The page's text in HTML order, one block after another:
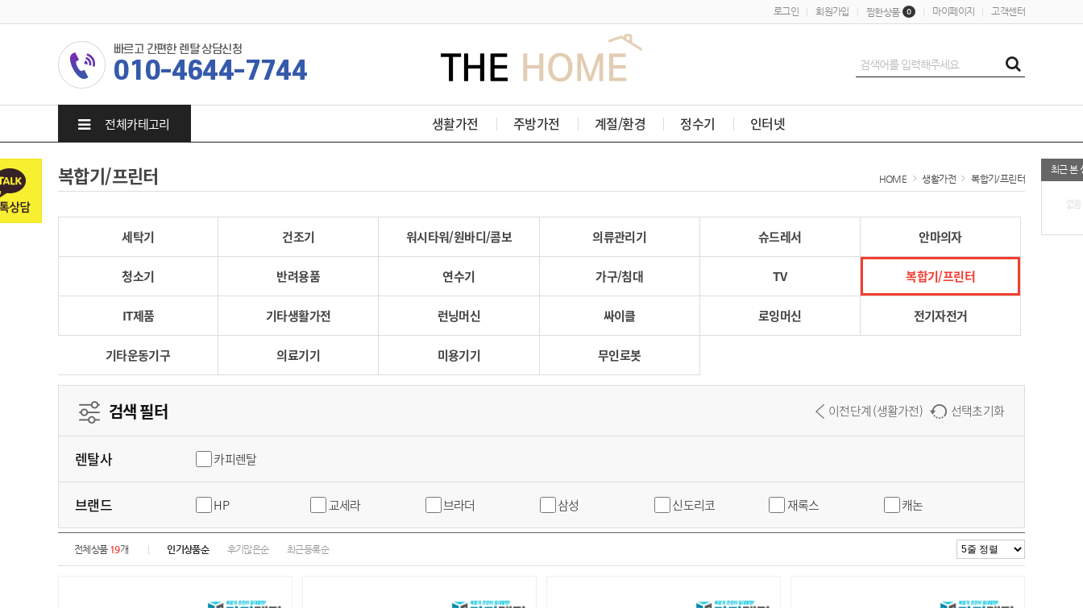
로그인 회원가입 찜한상품 0 마이페이지 고객센터
빠르고 간편한 렌탈 상담신청
010-4644-7744
전체카테고리 생활가전 주방가전 계절/환경 정수기 인터넷
최근 본
없음
복합기/프린터 HOME 생활가전 복합기/프린터
세탁기 건조기 워시타워/원바디/콤보 의류관리기 슈드레서 안마의자
청소기 반려용품 연수기 가구/침대 TV 복합기/프린터
IT제품 기타생활가전 런닝머신 싸이클 로잉머신 전기자전거
기타운동기구 의료기기 미용기기 무인로봇
검색 필터 이전단계 (생활가전) 선택초기화
렌탈사 카피렌탈
브랜드 HP 교세라 브라더 삼성 신도리코 재록스 캐논
전체상품 19개 인기상품순 후기많은순 최근등록순